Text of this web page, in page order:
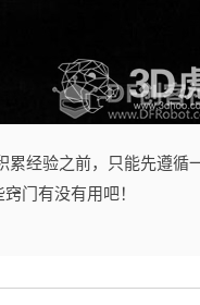
经验之前，只能先遵循
门有没有用吧！